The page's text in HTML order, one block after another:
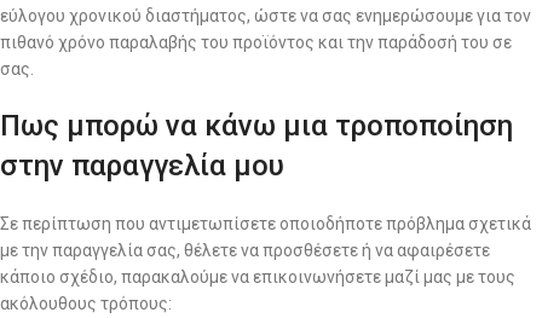
εύλογου χρονικού διαστήματος, ώστε να σας ενημερώσουμε για τον
πιθανό χρόνο παραλαβής του προϊόντος και την παράδοσή του σε
σας.
Πως μπορώ να κάνω μια τροποποίηση
στην παραγγελία μου
Σε περίπτωση που αντιμετωπίσετε οποιοδήποτε πρόβλημα σχετικά
με την παραγγελία σας, θέλετε να προσθέσετε ή να αφαιρέσετε
κάποιο σχέδιο, παρακαλούμε να επικοινωνήσετε μαζί μας με τους
ακόλουθους τρόπους: